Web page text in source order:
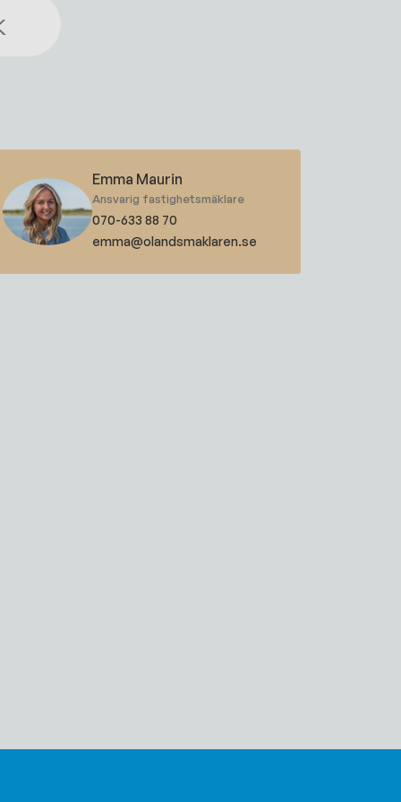
Emma Maurin
Ansvarig fastighetsmäklare
070-633 88 70
emma@olandsmaklaren.se